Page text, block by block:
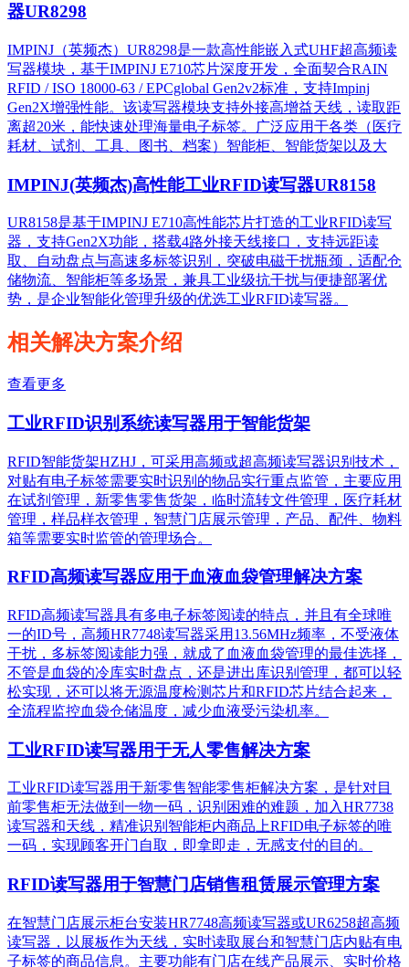
器UR8298
IMPINJ（英频杰）UR8298是一款高性能嵌入式UHF超高频读
写器模块，基于IMPINJ E710芯片深度开发，全面契合RAIN
RFID / ISO 18000-63 / EPCglobal Gen2v2标准，支持Impinj
Gen2X增强性能。该读写器模块支持外接高增益天线，读取距
离超20米，能快速处理海量电子标签。广泛应用于各类（医疗
耗材、试剂、工具、图书、档案）智能柜、智能货架以及大
IMPINJ(英频杰)高性能工业RFID读写器UR8158
UR8158是基于IMPINJ E710高性能芯片打造的工业RFID读写
器，支持Gen2X功能，搭载4路外接天线接口，支持远距读
取、自动盘点与高速多标签识别，突破电磁干扰瓶颈，适配仓
储物流、智能柜等多场景，兼具工业级抗干扰与便捷部署优
势，是企业智能化管理升级的优选工业RFID读写器。
相关解决方案介绍
查看更多
工业RFID识别系统读写器用于智能货架
RFID智能货架HZHJ，可采用高频或超高频读写器识别技术，
对贴有电子标签需要实时识别的物品实行重点监管，主要应用
在试剂管理，新零售零售货架，临时流转文件管理，医疗耗材
管理，样品样衣管理，智慧门店展示管理，产品、配件、物料
箱等需要实时监管的管理场合。
RFID高频读写器应用于血液血袋管理解决方案
RFID高频读写器具有多电子标签阅读的特点，并且有全球唯
一的ID号，高频HR7748读写器采用13.56MHz频率，不受液体
干扰，多标签阅读能力强，就成了血液血袋管理的最佳选择，
不管是血袋的冷库实时盘点，还是进出库识别管理，都可以轻
松实现，还可以将无源温度检测芯片和RFID芯片结合起来，
全流程监控血袋仓储温度，减少血液受污染机率。
工业RFID读写器用于无人零售解决方案
工业RFID读写器用于新零售智能零售柜解决方案，是针对目
前零售柜无法做到一物一码，识别困难的难题，加入HR7738
读写器和天线，精准识别​智能柜内商品上RFID电子标签的唯
一码，实现顾客开门自取，即拿即走，无感支付的目的。
RFID读写器用于智慧门店销售租赁展示管理方案
在智慧门店展示柜台安装HR7748高频读写器或UR6258超高频
读写器，以展板作为天线，实时读取展台和智慧门店内贴有电
子标签的商品信息。主要功能有门店在线产品展示、实时价格